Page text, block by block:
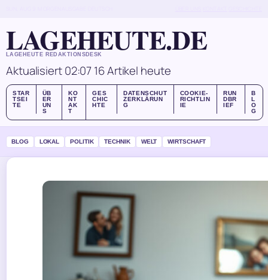
LAGEHEUTE.DE
LAGEHEUTE REDAKTIONSDESK
Aktualisiert 02:0716 Artikel heute
STAR
TSEI
TE
ÜB
ER
UN
S
KO
NT
AK
T
GES
CHIC
HTE
DATENSCHUT
ZERKLÄRUN
G
COOKIE-
RICHTLIN
IE
RUN
DBR
IEF
B
L
O
G
BLOG LOKAL POLITIK TECHNIK WELT WIRTSCHAFT